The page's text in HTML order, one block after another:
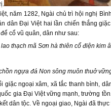
năm 1282, Ngài chủ trì hội nghị
dân Đại Việt hai lần chiến thắng
cổ vũ quân, dân như sau:
thạch mã Sơn hà thiên cổ điện kim
ngựa đá Non sông muôn thuở
giặc ngoại xâm, xã tắc thanh bình,
gia Đại Việt vững mạnh, trường
dân tộc. Về ngoại giao, Ngài đã